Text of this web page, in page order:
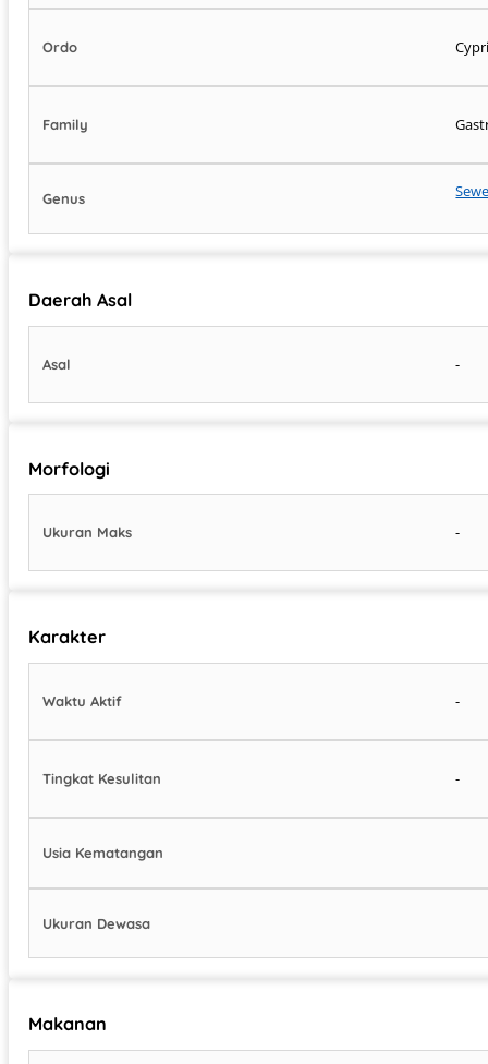
Ordo
Family
Genus
Daerah Asal
Asal -
Morfologi
Ukuran Maks -
Karakter
Waktu Aktif -
Tingkat Kesulitan -
Usia Kematangan
Ukuran Dewasa
Makanan